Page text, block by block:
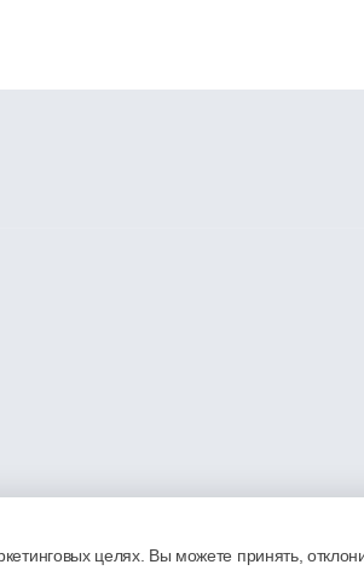
целях. Вы можете принять,